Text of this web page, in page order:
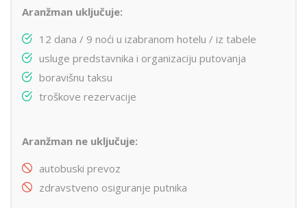
Aranžman uključuje:
12 dana / 9 noći u izabranom hotelu / iz tabele
usluge predstavnika i organizaciju putovanja
boravišnu taksu
troškove rezervacije
Aranžman ne uključuje:
autobuski prevoz
zdravstveno osiguranje putnika